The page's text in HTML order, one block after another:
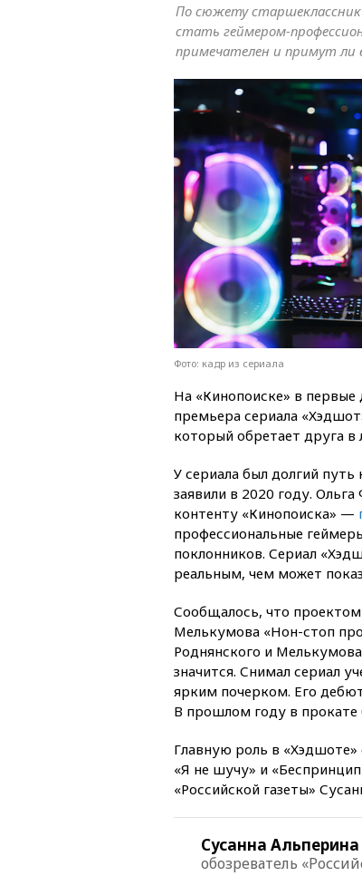
По сюжету
стать геймером-
примечателен и примут ли
Фото: кадр из сериала
На «Кинопоиске» в первые
премьера сериала
который обретает друга
У сериала был долгий
заявили в 2020 году.
контенту «Кинопоиска» —
профессиональные
поклонников. Сериал
реальным, чем может
Сообщалось, что проектом
Мелькумова «Нон-стоп
Роднянского и
значится. Снимал сериал
ярким почерком. Его
В прошлом году в
Главную роль в
«Я не шучу» и
«Российской газеты»
Сусанна Альперина
обозреватель